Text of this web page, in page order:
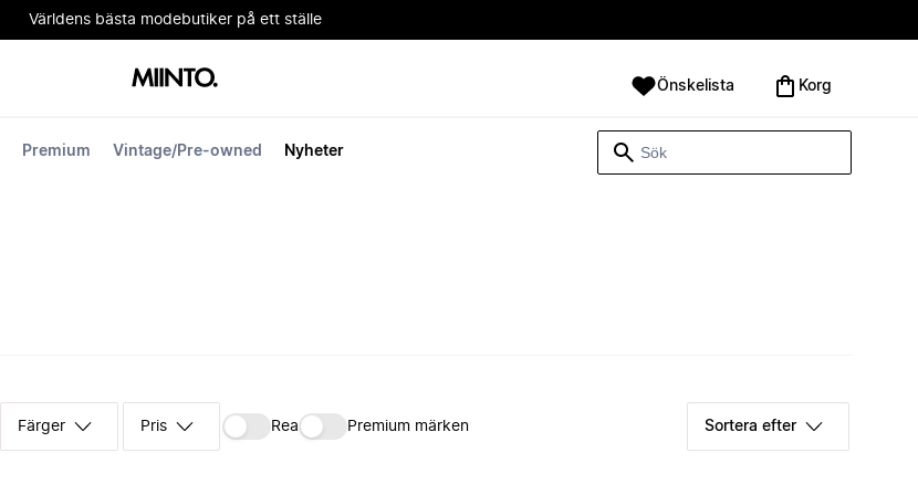
Världens bästa modebutiker på ett ställe
Premium Vintage/Pre-owned Nyheter
Önskelista Korg
Färger Pris Rea Premium märken Sortera efter